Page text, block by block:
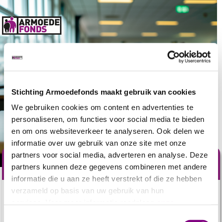
Stichting Armoedefonds maakt gebruik van cookies
We gebruiken cookies om content en advertenties te
personaliseren, om functies voor social media te bieden
en om ons websiteverkeer te analyseren. Ook delen we
informatie over uw gebruik van onze site met onze
partners voor social media, adverteren en analyse. Deze
partners kunnen deze gegevens combineren met andere
informatie die u aan ze heeft verstrekt of die ze hebben
verzameld op basis van uw gebruik van hun
Steun mensen in armoede
1,7 miljoen Nederlanders hebben het financieel zwaar.
Voor hen is elke dag een gevecht. Ze hebben moeite met
basisproducten, zoals eten, tandpasta,